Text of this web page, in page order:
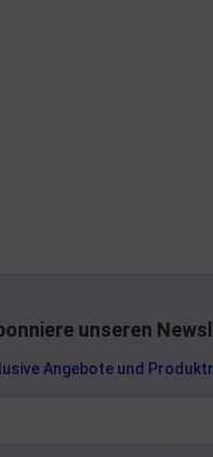
unseren
Angebote und